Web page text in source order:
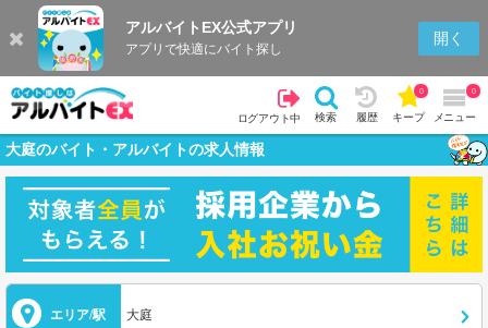
アルバイトEX公式アプリ
アプリで快適にバイト探し
開く
ログアウト中 検索 履歴 キープ
0
メニュー
0
大庭のバイト・アルバイトの求人情報
エリア/駅 大庭